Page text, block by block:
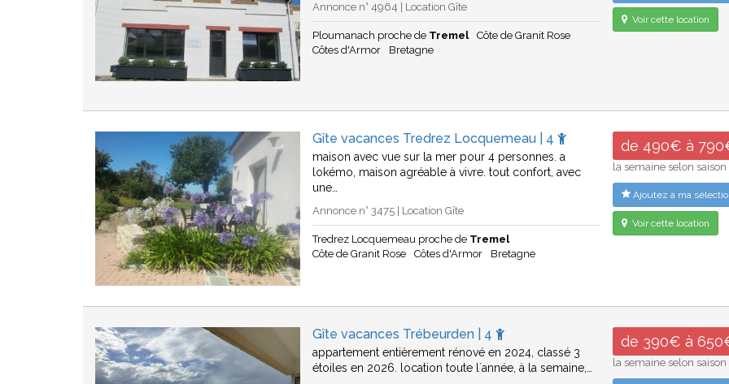
Annonce n° 4964 | Location Gîte
Ploumanach proche de Tremel
Côte de Granit Rose
Côtes d'Armor
Bretagne
Voir cette location
Gîte vacances Tredrez Locquemeau | 4
maison avec vue sur la mer pour 4 personnes. a
lokémo, maison agréable à vivre. tout confort, avec
une…
Annonce n° 3475 | Location Gîte
Tredrez Locquemeau proche de Tremel
Côte de Granit Rose
Côtes d'Armor Bretagne
de 490€ à
la semaine selon saison
Ajoutez à ma
Voir cette location
Gîte vacances Trébeurden | 4
appartement entièrement rénové en 2024, classé 3
étoiles en 2026. location toute l´année, à la semaine,…
de 390€ à
la semaine selon saison